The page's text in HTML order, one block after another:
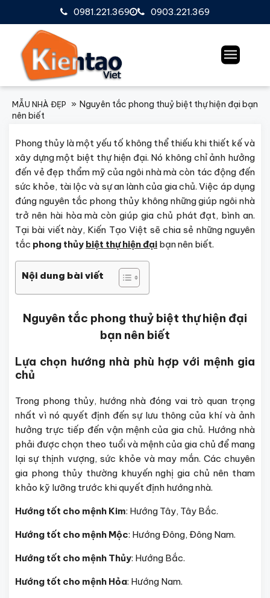
0903.221.369
0981.221.369
MẪU NHÀ ĐẸP
Nguyên tắc phong thuỷ biệt thự hiện đại bạn
nên biết
Phong thủy là một yếu tố không thể thiếu khi thiết kế và
xây dựng một biệt thự hiện đại. Nó không chỉ ảnh hưởng
đến vẻ đẹp thẩm mỹ của ngôi nhà mà còn tác động đến
sức khỏe, tài lộc và sự an lành của gia chủ. Việc áp dụng
đúng nguyên tắc phong thủy không những giúp ngôi nhà
trở nên hài hòa mà còn giúp gia chủ phát đạt, bình an.
Tại bài viết này, Kiến Tạo Việt sẽ chia sẻ những nguyên
tắc phong thủy biệt thự hiện đại bạn nên biết.
Nội dung bài viết
Nguyên tắc phong thuỷ biệt thự hiện đại
bạn nên biết
Lựa chọn hướng nhà phù hợp với mệnh gia
chủ
Trong phong thủy, hướng nhà đóng vai trò quan trọng
nhất vì nó quyết định đến sự lưu thông của khí và ảnh
hưởng trực tiếp đến vận mệnh của gia chủ. Hướng nhà
phải được chọn theo tuổi và mệnh của gia chủ để mang
lại sự thịnh vượng, sức khỏe và may mắn. Các chuyên
gia phong thủy thường khuyến nghị gia chủ nên tham
khảo kỹ lưỡng trước khi quyết định hướng nhà.
Hướng tốt cho mệnh Kim: Hướng Tây, Tây Bắc.
Hướng tốt cho mệnh Mộc: Hướng Đông, Đông Nam.
Hướng tốt cho mệnh Thủy: Hướng Bắc.
Hướng tốt cho mệnh Hỏa: Hướng Nam.